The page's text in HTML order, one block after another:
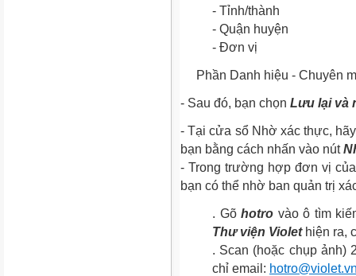
- Tỉnh/thành
- Quận huyện
- Đơn vị
Phần Danh hiệu - Chuyên
- Sau đó, bạn chọn Lưu lại và
- Tại cửa sổ Nhờ xác thực,
bạn bằng cách nhấn vào nút
- Trong trường hợp đơn vị
bạn có thể nhờ ban quản trị
. Gõhotro vào ô tìm
Thư viện Violethiện ra,
. Scan (hoặc chụp ảnh)
chỉ email: